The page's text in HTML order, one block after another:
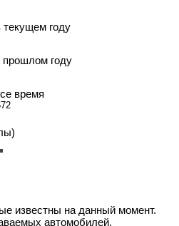
году
прошлом году
время
известны на данный момент.
автомобилей.